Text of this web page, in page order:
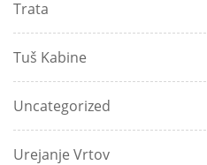
Trata
Tuš Kabine
Uncategorized
Urejanje Vrtov